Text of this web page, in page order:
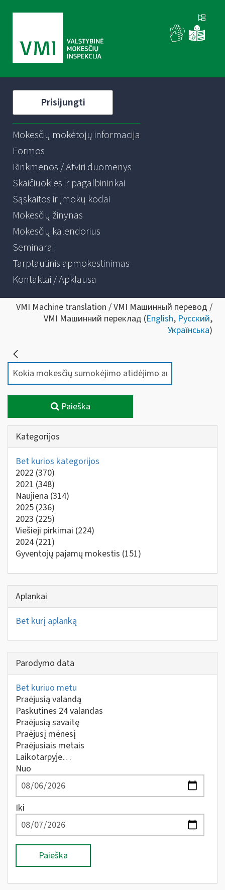
Prisijungti
Mokesčių mokėtojų informacija
Formos
Rinkmenos / Atviri duomenys
Skaičiuoklės ir pagalbininkai
Sąskaitos ir įmokų kodai
Mokesčių žinynas
Mokesčių kalendorius
Seminarai
Tarptautinis apmokestinimas
Kontaktai / Apklausa
VMI Machine translation / VMI Машинный перевод /
VMI Машинний переклад (English, Русский,
Українська)
Paieška
Kategorijos
Bet kurios kategorijos
2022 (370)
2021 (348)
Naujiena (314)
2025 (236)
2023 (225)
Viešieji pirkimai (224)
2024 (221)
Gyventojų pajamų mokestis (151)
Aplankai
Bet kurį aplanką
Parodymo data
Bet kuriuo metu
Praėjusią valandą
Paskutines 24 valandas
Praėjusią savaitę
Praėjusį mėnesį
Praėjusiais metais
Laikotarpyje…
Nuo
Iki
Paieška